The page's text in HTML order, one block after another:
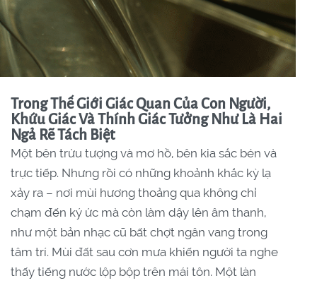
Trong Thế Giới Giác Quan Của Con Người,
Khứu Giác Và Thính Giác Tưởng Như Là Hai
Ngả Rẽ Tách Biệt
Một bên trừu tượng và mơ hồ, bên kia sắc bén và
trực tiếp. Nhưng rồi có những khoảnh khắc kỳ lạ
xảy ra – nơi mùi hương thoảng qua không chỉ
chạm đến ký ức mà còn làm dậy lên âm thanh,
như một bản nhạc cũ bất chợt ngân vang trong
tâm trí. Mùi đất sau cơn mưa khiến người ta nghe
thấy tiếng nước lộp bộp trên mái tôn. Một làn